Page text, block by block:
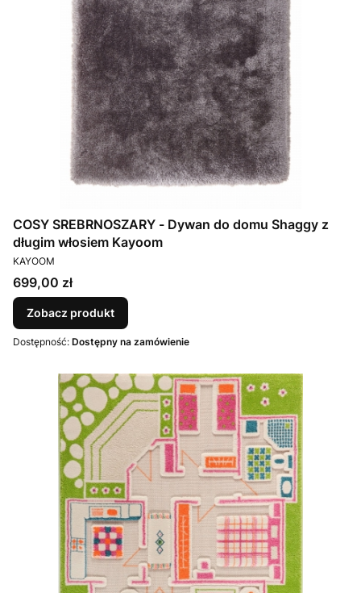
COSY SREBRNOSZARY - Dywan do domu Shaggy z
długim włosiem Kayoom
PRODUCENT
KAYOOM
Cena
699,00 zł
Zobacz produkt
Dostępność: Dostępny na zamówienie